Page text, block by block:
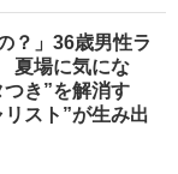
？」36歳男性ラ
夏場に気にな
き”を解消す
スト”が生み出